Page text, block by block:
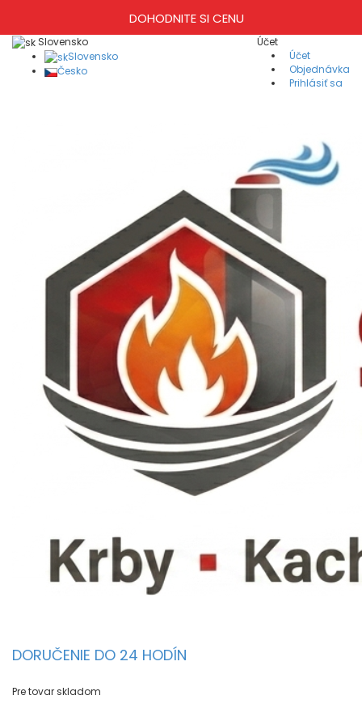
DOHODNITE SI CENU
Účet
Účet
Objednávka
Prihlásiť sa
Slovensko
Slovensko
Česko
DORUČENIE DO 24 HODÍN
Pre tovar skladom